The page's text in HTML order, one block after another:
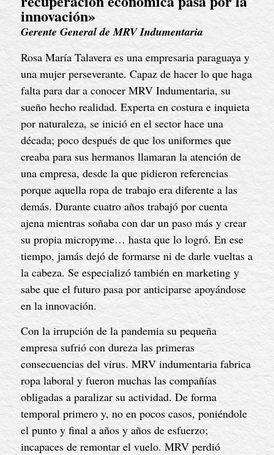
innovación»
Gerente General de MRV Indumentaria
Rosa María Talavera es una empresaria paraguaya y
una mujer perseverante. Capaz de hacer lo que haga
falta para dar a conocer MRV Indumentaria, su
sueño hecho realidad. Experta en costura e inquieta
por naturaleza, se inició en el sector hace una
década; poco después de que los uniformes que
creaba para sus hermanos llamaran la atención de
una empresa, desde la que pidieron referencias
porque aquella ropa de trabajo era diferente a las
demás. Durante cuatro años trabajó por cuenta
ajena mientras soñaba con dar un paso más y crear
su propia micropyme… hasta que lo logró. En ese
tiempo, jamás dejó de formarse ni de darle vueltas a
la cabeza. Se especializó también en marketing y
sabe que el futuro pasa por anticiparse apoyándose
en la innovación.
Con la irrupción de la pandemia su pequeña
empresa sufrió con dureza las primeras
consecuencias del virus. MRV indumentaria fabrica
ropa laboral y fueron muchas las compañías
obligadas a paralizar su actividad. De forma
temporal primero y, no en pocos casos, poniéndole
el punto y final a años y años de esfuerzo;
incapaces de remontar el vuelo. MRV perdió